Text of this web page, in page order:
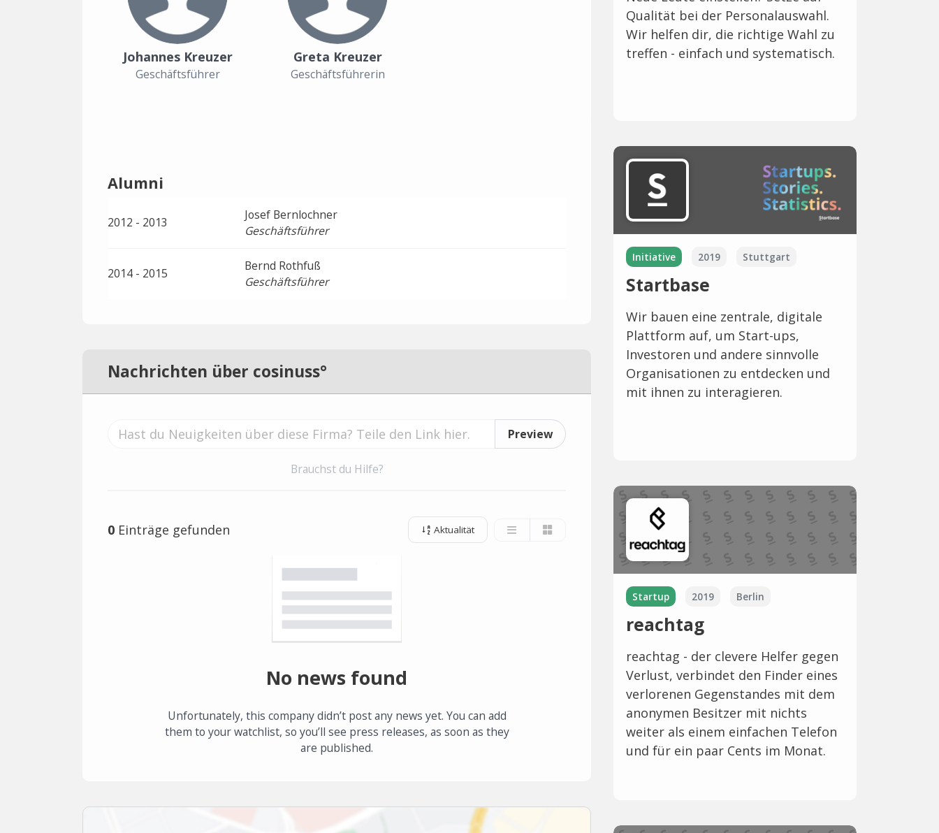
Johannes Kreuzer
Geschäftsführer
Greta Kreuzer
Geschäftsführerin
Alumni
2012 - 2013
Josef Bernlochner
Geschäftsführer
2014 - 2015
Bernd Rothfuß
Geschäftsführer
Nachrichten über cosinuss°
Preview
Brauchst du Hilfe?
0 Einträge gefunden Aktualität
No news found
Unfortunately, this company didn’t post any news yet. You can add
them to your watchlist, so you’ll see press releases, as soon as they
are published.
Qualität bei der Personalauswahl.
Wir helfen dir, die richtige Wahl zu
treffen - einfach und systematisch.
Initiative 2019 Stuttgart
Startbase
Wir bauen eine zentrale, digitale
Plattform auf, um Start-ups,
Investoren und andere sinnvolle
Organisationen zu entdecken und
mit ihnen zu interagieren.
Startup 2019 Berlin
reachtag
reachtag - der clevere Helfer gegen
Verlust, verbindet den Finder eines
verlorenen Gegenstandes mit dem
anonymen Besitzer mit nichts
weiter als einem einfachen Telefon
und für ein paar Cents im Monat.